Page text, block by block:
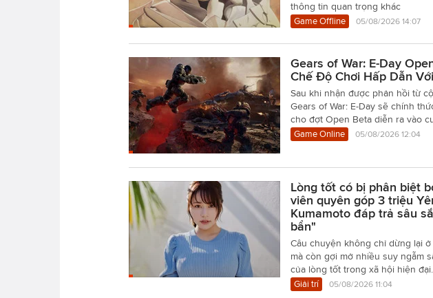
thông tin quan trọng khác
Game Offline
05/08/2026 14:07
Gears of War: E-Day
Chế Độ Chơi Hấp Dẫn
Sau khi nhận được phản hồi từ
Gears of War: E-Day sẽ chính
cho đợt Open Beta diễn ra vào
Game Online
05/08/2026 12:04
Lòng tốt có bị phân biệt
viên quyên góp 3 triệu
Kumamoto đáp trả sâu
bẩn"
Câu chuyện không chỉ dừng lại
mà còn gợi mở nhiều suy ngẫm
của lòng tốt trong xã hội hiện đại.
Giải trí
05/08/2026 11:04